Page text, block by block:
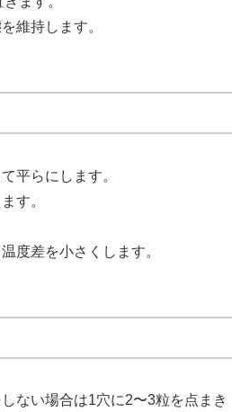
維持します。
平らにします。
す。
度差を小さくします。
ない場合は1穴に2〜3粒を点まき